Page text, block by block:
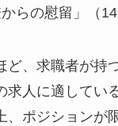
らの慰留」（14
、求職者が持
求人に適してい
ポジションが